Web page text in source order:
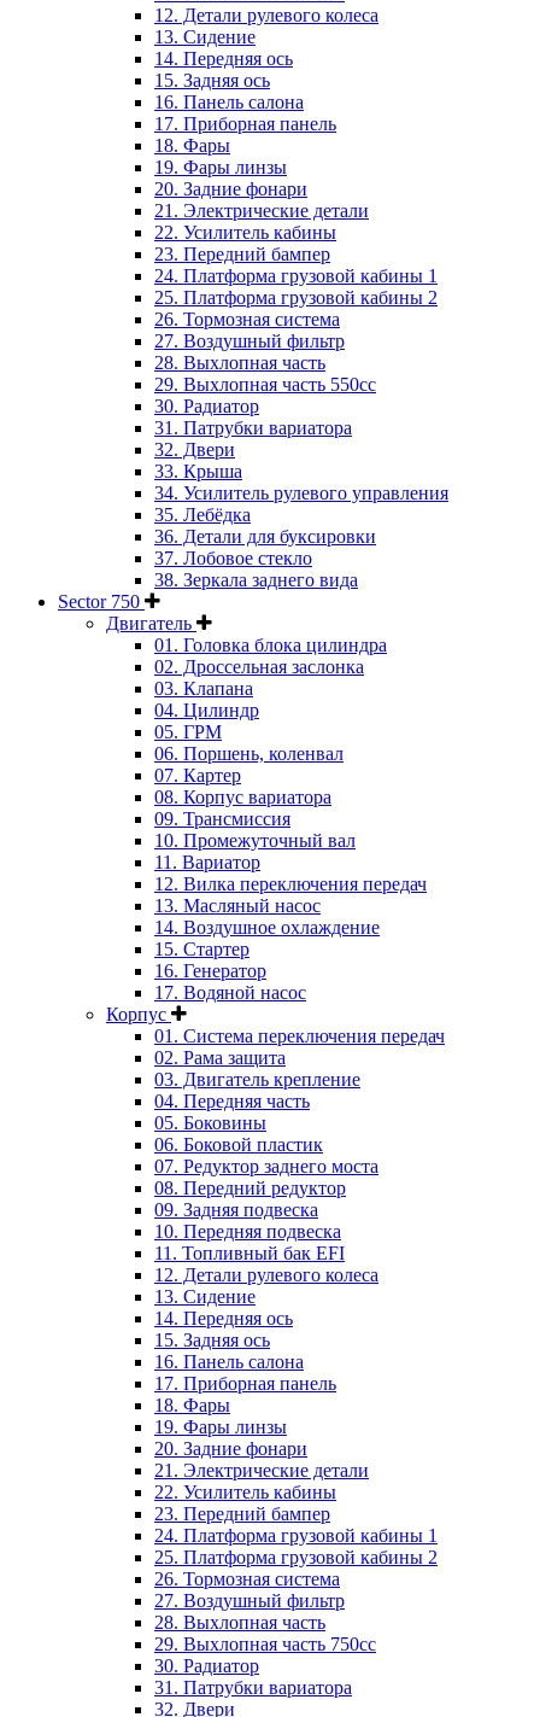
12. Детали рулевого колеса
13. Сидение
14. Передняя ось
15. Задняя ось
16. Панель салона
17. Приборная панель
18. Фары
19. Фары линзы
20. Задние фонари
21. Электрические детали
22. Усилитель кабины
23. Передний бампер
24. Платформа грузовой кабины 1
25. Платформа грузовой кабины 2
26. Тормозная система
27. Воздушный фильтр
28. Выхлопная часть
29. Выхлопная часть 550cc
30. Радиатор
31. Патрубки вариатора
32. Двери
33. Крыша
34. Усилитель рулевого управления
35. Лебёдка
36. Детали для буксировки
37. Лобовое стекло
38. Зеркала заднего вида
Sector 750
Двигатель
01. Головка блока цилиндра
02. Дроссельная заслонка
03. Клапана
04. Цилиндр
05. ГРМ
06. Поршень, коленвал
07. Картер
08. Корпус вариатора
09. Трансмиссия
10. Промежуточный вал
11. Вариатор
12. Вилка переключения передач
13. Масляный насос
14. Воздушное охлаждение
15. Стартер
16. Генератор
17. Водяной насос
Корпус
01. Система переключения передач
02. Рама защита
03. Двигатель крепление
04. Передняя часть
05. Боковины
06. Боковой пластик
07. Редуктор заднего моста
08. Передний редуктор
09. Задняя подвеска
10. Передняя подвеска
11. Топливный бак EFI
12. Детали рулевого колеса
13. Сидение
14. Передняя ось
15. Задняя ось
16. Панель салона
17. Приборная панель
18. Фары
19. Фары линзы
20. Задние фонари
21. Электрические детали
22. Усилитель кабины
23. Передний бампер
24. Платформа грузовой кабины 1
25. Платформа грузовой кабины 2
26. Тормозная система
27. Воздушный фильтр
28. Выхлопная часть
29. Выхлопная часть 750cc
30. Радиатор
31. Патрубки вариатора
32. Двери